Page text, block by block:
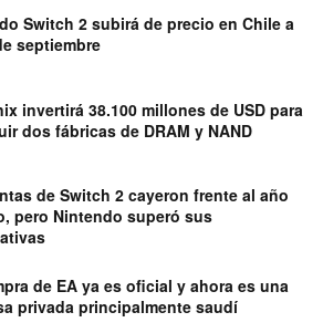
Switch 2 subirá de precio en Chile a
septiembre
invertirá 38.100 millones de USD para
dos fábricas de DRAM y NAND
de Switch 2 cayeron frente al año
pero Nintendo superó sus
de EA ya es oficial y ahora es una
privada principalmente saudí